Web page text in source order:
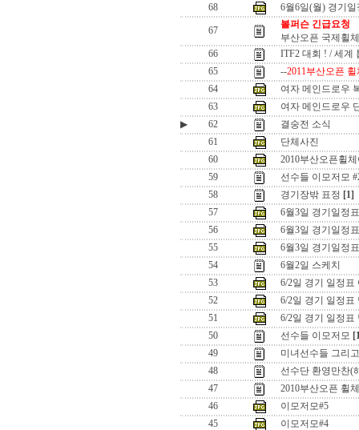
68
6월6일(월) 경기일
67
볼퍼슨 긴급요청
부산오픈 국제휠
66
ITF2 대회 ! / 세계
65
--2011부산오픈
64
여자 메인드로우
63
여자 메인드로우
▶
62
결숭전 소식
61
단체사진
60
2010부산오픈휠
59
선수들 이모저모
58
경기장밖 표정 [1]
57
6월3일 경기일정
56
6월3일 경기일정
55
6월3일 경기일정
54
6월2일 스케치
53
6/2일 경기 일정표
52
6/2일 경기 일정표
51
6/2일 경기 일정표
50
선수들 이모저모
49
미녀선수들 그리
48
선수단 환영만찬(
47
2010부산오픈 휠
46
이모저모#5
45
이모저모#4